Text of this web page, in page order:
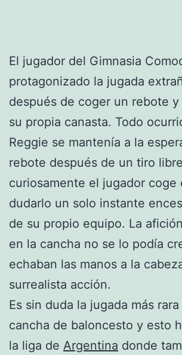
El jugador del Gimnasia
protagonizado la jugada
después de coger un rebote
su propia canasta. Todo
Reggie se mantenía a la
rebote después de un tiro
curiosamente el jugador coge
dudarlo un solo instante
de su propio equipo. La
en la cancha no se lo podía
echaban las manos a la
surrealista acción.
Es sin duda la jugada más
cancha de baloncesto y esto
la liga de Argentina donde